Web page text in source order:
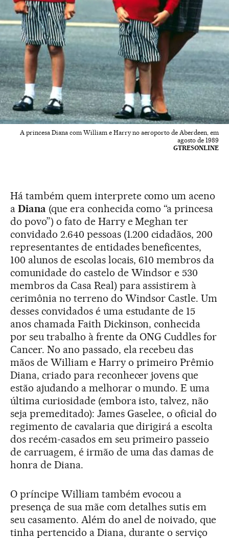
A princesa Diana com William e Harry no aeroporto de Aberdeen, em
agosto de 1989
GTRESONLINE
Há também quem interprete como um aceno
a Diana (que era conhecida como “a princesa
do povo”) o fato de Harry e Meghan ter
convidado 2.640 pessoas (1.200 cidadãos, 200
representantes de entidades beneficentes,
100 alunos de escolas locais, 610 membros da
comunidade do castelo de Windsor e 530
membros da Casa Real) para assistirem à
cerimônia no terreno do Windsor Castle. Um
desses convidados é uma estudante de 15
anos chamada Faith Dickinson, conhecida
por seu trabalho à frente da ONG Cuddles for
Cancer. No ano passado, ela recebeu das
mãos de William e Harry o primeiro Prêmio
Diana, criado para reconhecer jovens que
estão ajudando a melhorar o mundo. E uma
última curiosidade (embora isto, talvez, não
seja premeditado): James Gaselee, o oficial do
regimento de cavalaria que dirigirá a escolta
dos recém-casados em seu primeiro passeio
de carruagem, é irmão de uma das damas de
honra de Diana.
O príncipe William também evocou a
presença de sua mãe com detalhes sutis em
seu casamento. Além do anel de noivado, que
tinha pertencido a Diana, durante o serviço